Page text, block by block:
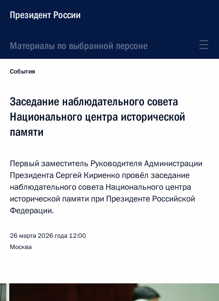
Президент России
Материалы по выбранной персоне
События
Заседание наблюдательного совета
Национального центра исторической
памяти
Первый заместитель Руководителя Администрации
Президента Сергей Кириенко провёл заседание
наблюдательного совета Национального центра
исторической памяти при Президенте Российской
Федерации.
26 марта 2026 года 12:00
Москва